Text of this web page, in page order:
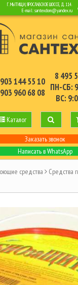
Г. МЫТИЩИ, ЯРОСЛАВСКОЕ ШОССЕ, Д.114.
E-mail:santexdom@yandex.ru
144 55 10
960 68 08
8 495
ПН-СБ:
ВС:
Каталог
Заказать звонок
Написать в WhatsApp
средства Средства